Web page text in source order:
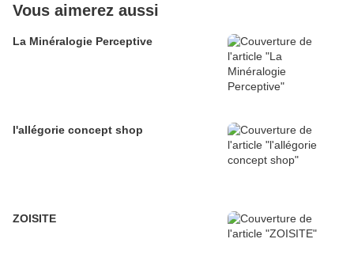
Vous aimerez aussi
La Minéralogie Perceptive
l'allégorie concept shop
ZOISITE